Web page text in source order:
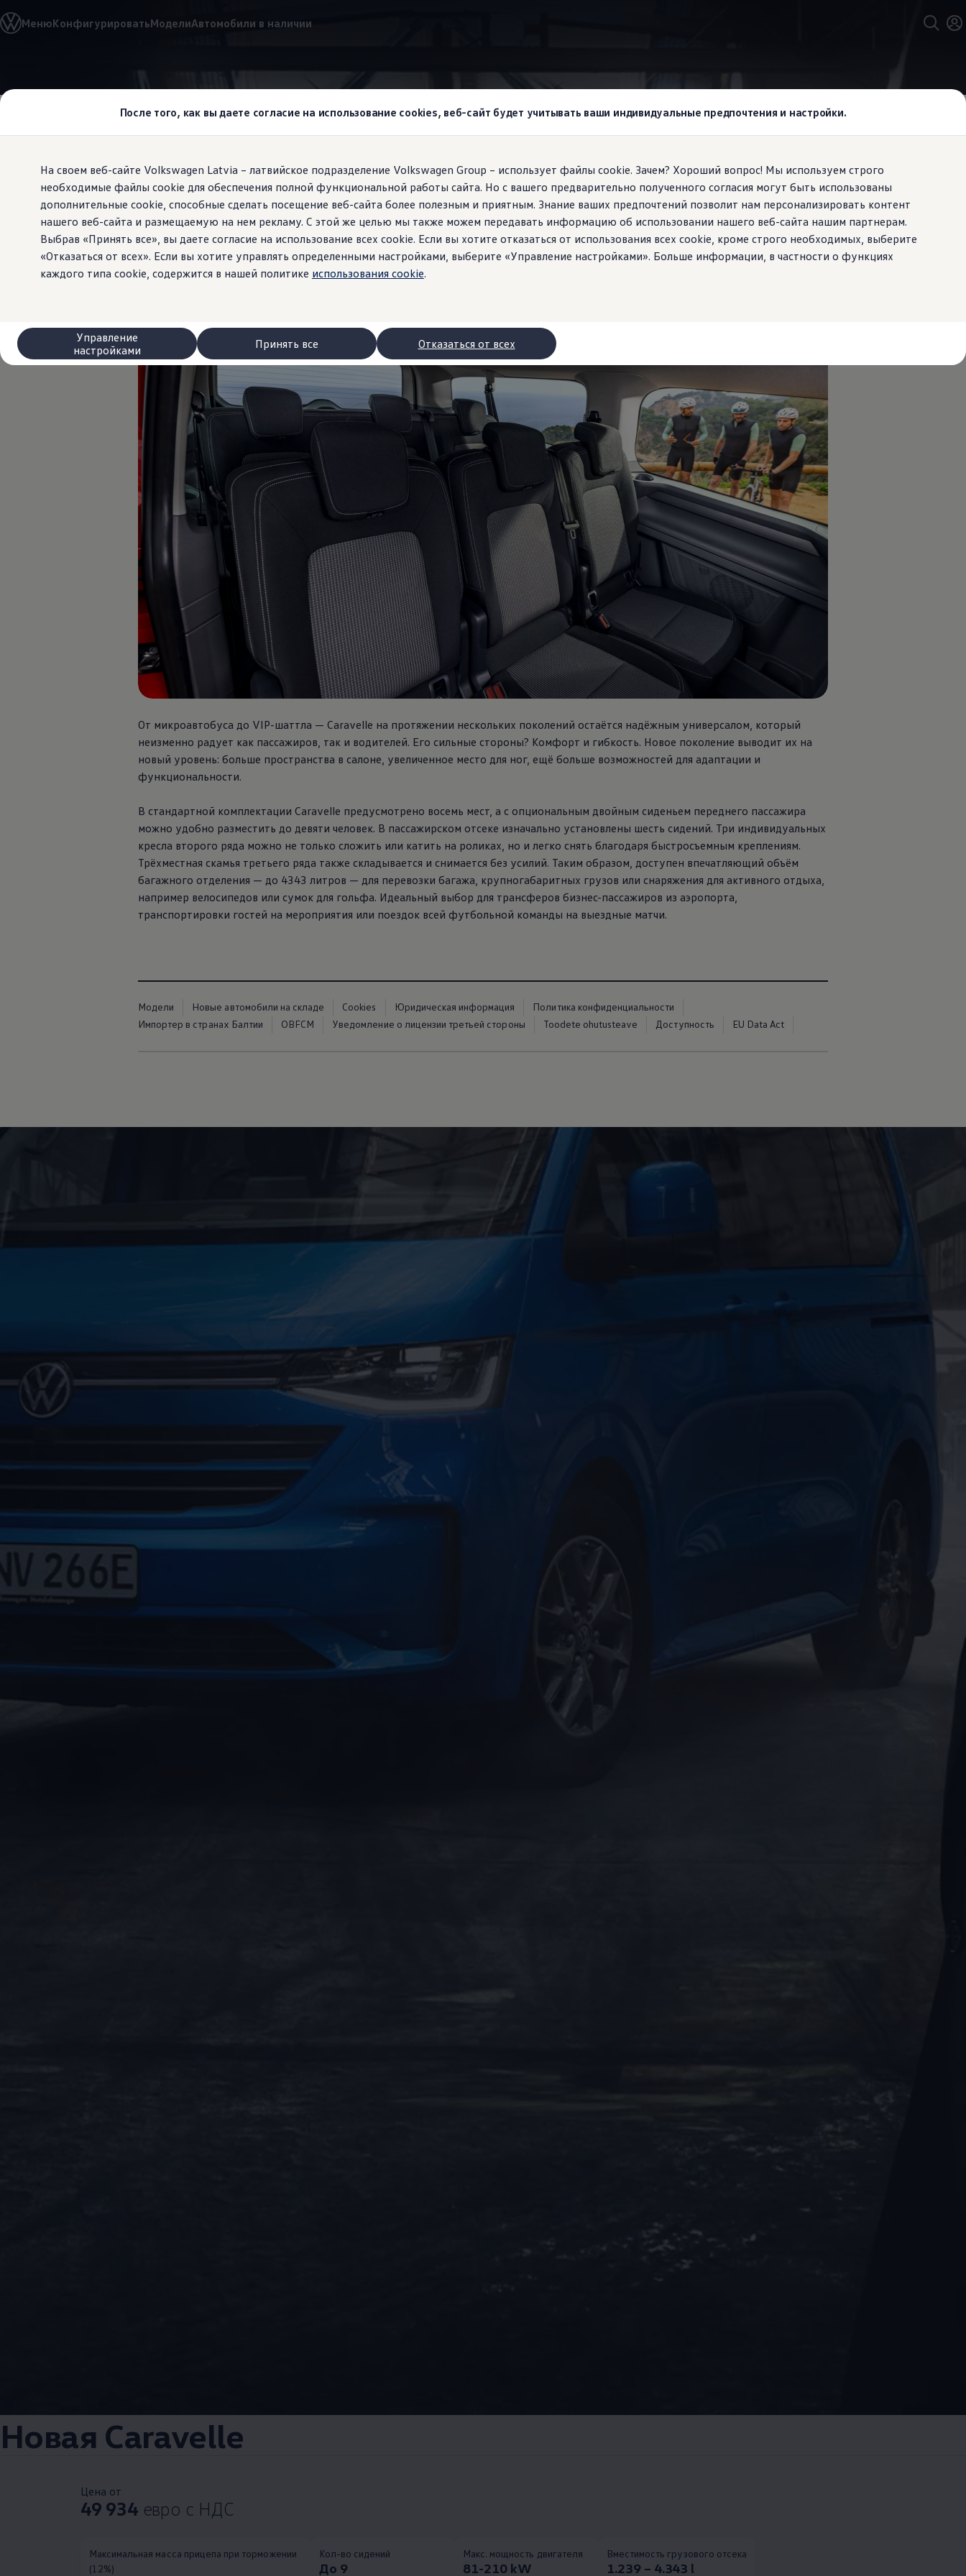
После того, как вы даете согласие на использование cookies, веб-сайт будет учитывать ваши индивидуальные предпочтения и настройки.
На своем веб-сайте Volkswagen Latvia – латвийское подразделение Volkswagen Group – использует файлы cookie. Зачем? Хороший вопрос! Мы используем строго
необходимые файлы cookie для обеспечения полной функциональной работы сайта. Но с вашего предварительно полученного согласия могут быть использованы
дополнительные cookie, способные сделать посещение веб-сайта более полезным и приятным. Знание ваших предпочтений позволит нам персонализировать контент
нашего веб-сайта и размещаемую на нем рекламу. С этой же целью мы также можем передавать информацию об использовании нашего веб-сайта нашим партнерам.
Выбрав «Принять все», вы даете согласие на использование всех cookie. Если вы хотите отказаться от использования всех cookie, кроме строго необходимых, выберите
«Отказаться от всех». Если вы хотите управлять определенными настройками, выберите «Управление настройками». Больше информации, в частности о функциях
каждого типа cookie, содержится в нашей политике использования cookie.
Принять все Отказаться от всех
Управление
настройками
основному
нижнему
МенюКонфигурироватьМоделиАвтомобили в наличии
Выбери свой Volkswagen
Модельный ряд
Автомобильный онлайн-магазин Volkswagen
Автомобильный онлайн-магазин Volkswagen
Лизинг Volkswagen
Взаимодействие в сети простыми словами
VW Connect
Активация
Все службы
VW Connect для Вашего ID.
Обновления (Upgrades)
Car-Net
App-Connect
Fleet Interface Data
Сервис и запчасти
Преимущества Volkswagen
Техобслуживание
Ремонт и проверки
Моторное масло и технические жидкости
Колеса и шины
Помощь при авариях и поломках
Обслуживание автомобилей
Защита кузова и салона
Решения для перевозки и багажа
Развлечения и электроника
Персонализация
Настенная зарядная станция и кабели для зарядки
Важная информация для клиентов
Переработка и возврат продукции
Кампании по отзыву автомобилей
Предупредительные и контрольные индикаторы
Обновления программного обеспечения
Обновления программного обеспечения для автомобилей с двигателями внутреннего сгорания
Электронное руководство
Отзыв подушек Takata по соображениям безопасности
Новая Caravelle
Цена от
49 934 евро с НДС
Максимальная масса прицепа при торможении
(12%)
Кол-во сидений
До 9
Макс. мощность двигателя
81-210 kW
Вместимость грузового отсека
1.239 – 4.343 l
Конфигурация сидений
Комфорт для ваших пассажиров,
впечатляющая гибкость для вас
От микроавтобуса до VIP-шаттла — Caravelle на протяжении нескольких поколений остаётся надёжным универсалом, который
неизменно радует как пассажиров, так и водителей. Его сильные стороны? Комфорт и гибкость. Новое поколение выводит их на
новый уровень: больше пространства в салоне, увеличенное место для ног, ещё больше возможностей для адаптации и
функциональности.
В стандартной комплектации Caravelle предусмотрено восемь мест, а с опциональным двойным сиденьем переднего пассажира
можно удобно разместить до девяти человек. В пассажирском отсеке изначально установлены шесть сидений. Три индивидуальных
кресла второго ряда можно не только сложить или катить на роликах, но и легко снять благодаря быстросъемным креплениям.
Трёхместная скамья третьего ряда также складывается и снимается без усилий. Таким образом, доступен впечатляющий объём
багажного отделения — до 4343 литров — для перевозки багажа, крупногабаритных грузов или снаряжения для активного отдыха,
например велосипедов или сумок для гольфа. Идеальный выбор для трансферов бизнес-пассажиров из аэропорта,
транспортировки гостей на мероприятия или поездок всей футбольной команды на выездные матчи.
Модели Новые автомобили на складе Cookies Юридическая информация
Политика конфиденциальности
Импортер в странах Балтии
OBFCM Уведомление о лицензии третьей стороны Toodete ohutusteave Доступность EU Data Act